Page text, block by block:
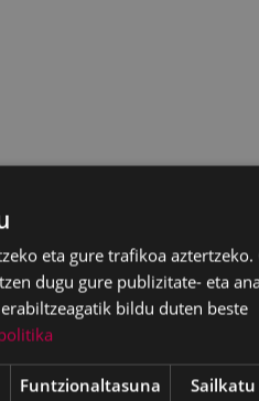
eta gure trafikoa aztertzeko.
dugu gure publizitate- eta
bildu duten beste
Funtzionaltasuna Sailkatu